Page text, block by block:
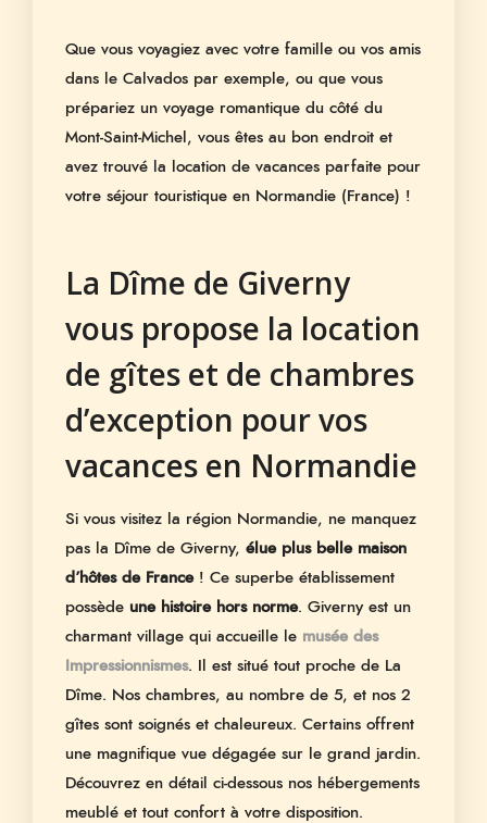
Que vous voyagiez avec votre famille ou vos amis
dans le Calvados par exemple, ou que vous
prépariez un voyage romantique du côté du
Mont-Saint-Michel, vous êtes au bon endroit et
avez trouvé la location de vacances parfaite pour
votre séjour touristique en Normandie (France) !
La Dîme de Giverny
vous propose la location
de gîtes et de chambres
d’exception pour vos
vacances en Normandie
Si vous visitez la région Normandie, ne manquez
pas la Dîme de Giverny, élue plus belle maison
d’hôtes de France! Ce superbe établissement
possède une histoire hors norme. Giverny est un
charmant village qui accueille le musée des
Impressionnismes. Il est situé tout proche de La
Dîme. Nos chambres, au nombre de 5, et nos 2
gîtes sont soignés et chaleureux. Certains offrent
une magnifique vue dégagée sur le grand jardin.
Découvrez en détail ci-dessous nos hébergements
meublé et tout confort à votre disposition.